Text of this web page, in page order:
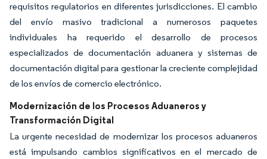
requisitos regulatorios en diferentes jurisdicciones. El cambio
del envío masivo tradicional a numerosos paquetes
individuales ha requerido el desarrollo de procesos
especializados de documentación aduanera y sistemas de
documentación digital para gestionar la creciente complejidad
de los envíos de comercio electrónico.
Modernización de los Procesos Aduaneros y
Transformación Digital
La urgente necesidad de modernizar los procesos aduaneros
está impulsando cambios significativos en el mercado de